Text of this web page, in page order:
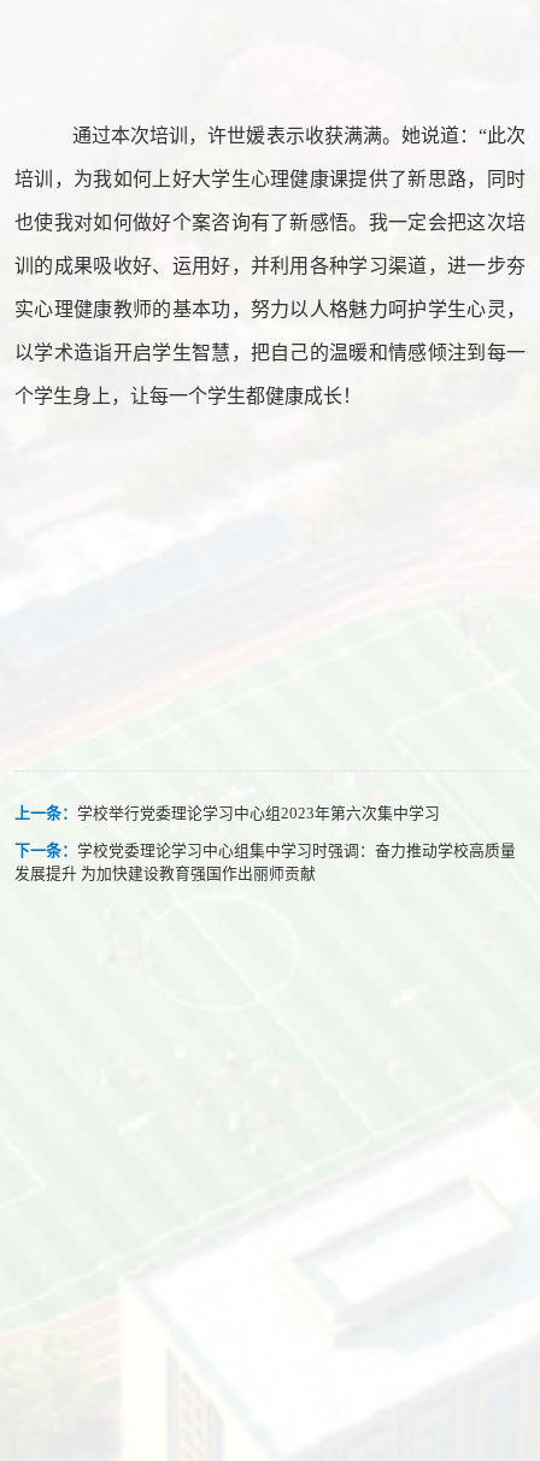
通过本次培训，许世媛表示收获满满。她说道：“此次
培训，为我如何上好大学生心理健康课提供了新思路，同时
也使我对如何做好个案咨询有了新感悟。我一定会把这次培
训的成果吸收好、运用好，并利用各种学习渠道，进一步夯
实心理健康教师的基本功，努力以人格魅力呵护学生心灵，
以学术造诣开启学生智慧，把自己的温暖和情感倾注到每一
个学生身上，让每一个学生都健康成长！
上一条： 学校举行党委理论学习中心组2023年第六次集中学习
下一条： 学校党委理论学习中心组集中学习时强调：奋力推动学校高质量
发展提升 为加快建设教育强国作出丽师贡献